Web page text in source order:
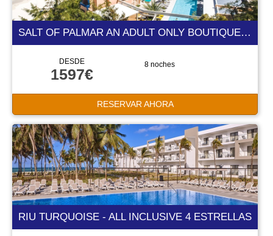
SALT OF PALMAR AN ADULT ONLY BOUTIQUE HOTEL MAURITIUS 5 ESTRELLAS
DESDE
1597€
8 noches
RESERVAR AHORA
RIU TURQUOISE - ALL INCLUSIVE 4 ESTRELLAS